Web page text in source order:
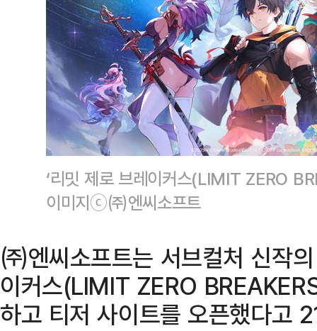
‘리밋 제로 브레이커스(LIMIT ZERO
이미지ⓒ㈜엔씨소프트
㈜엔씨소프트는 서브컬처 신작
이커스(LIMIT ZERO
하고 티저 사이트를 오픈했다고